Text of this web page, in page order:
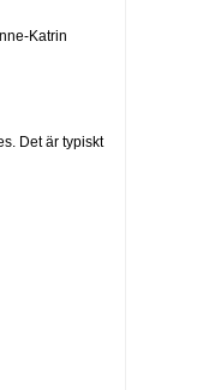
Katrin
Det är typiskt